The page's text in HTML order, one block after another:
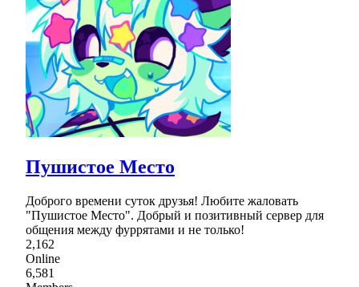
Пушистое Место
Доброго времени суток друзья! Любите жаловать
"Пушистое Место". Добрый и позитивный сервер для
общения между фуррятами и не только!
2,162
Online
6,581